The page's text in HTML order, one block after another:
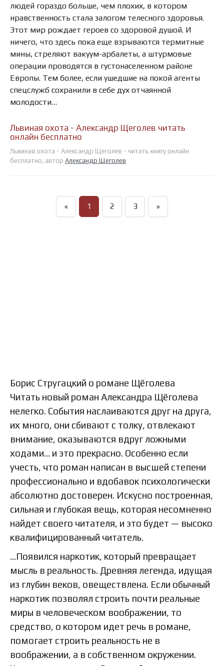
людей гораздо больше, чем плохих, в котором
нравственность стала залогом телесного здоровья.
Этот мир рождает героев со здоровой душой. И
ничего, что здесь пока еще взрываются термитные
мины, стреляют вакуум-арбалеты, а штурмовые
операции проводятся в густонаселенном районе
Европы. Тем более, если ушедшие на покой агенты
спецслужб сохранили в себе дух отчаянной
молодости…
Львиная охота - Александр Щеголев читать
онлайн бесплатно
Львиная охота - Александр Щеголев - читать книгу онлайн
бесплатно, автор Александр Щеголев
« 1 2 3 »
Борис Стругацкий о романе Щёголева
Читать новый роман Александра Щёголева
нелегко. События наслаиваются друг на друга,
их много, они сбивают с толку, отвлекают
внимание, оказываются вдруг ложными
ходами… и это прекрасно. Особенно если
учесть, что роман написан в высшей степени
профессионально и вдобавок психологически
абсолютно достоверен. Искусно построенная,
сильная и глубокая вещь, которая несомненно
найдет своего читателя, и это будет — высоко
квалифицированный читатель.
…Появился наркотик, который превращает
мысль в реальность. Древняя легенда, идущая
из глубин веков, овеществлена. Если обычный
наркотик позволял строить почти реальные
миры в человеческом воображении, то
средство, о котором идет речь в романе,
помогает строить реальность не в
воображении, а в собственном окружении.